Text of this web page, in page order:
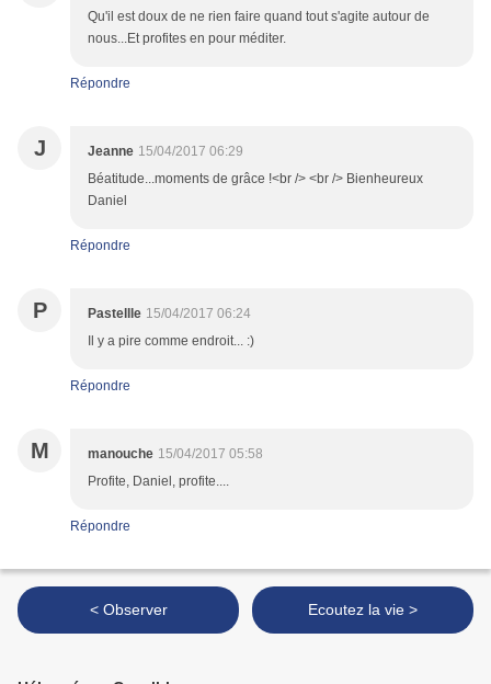
Qu'il est doux de ne rien faire quand tout s'agite autour de
nous...Et profites en pour méditer.
Répondre
J Jeanne 15/04/2017 06:29
Béatitude...moments de grâce !<br /> <br /> Bienheureux
Daniel
Répondre
P Pastellle 15/04/2017 06:24
Il y a pire comme endroit... :)
Répondre
M manouche 15/04/2017 05:58
Profite, Daniel, profite....
Répondre
< Observer Ecoutez la vie >